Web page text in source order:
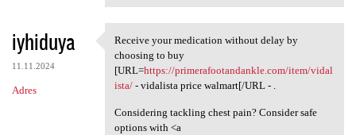
iyhiduya
11.11.2024
Adres
Receive your medication
Receive your medication without delay by
choosing to buy
[URL=https://primerafootandankle.com/item/vidal
ista/- vidalista price walmart[/URL - .
Considering tackling chest pain? Consider safe
options with <a